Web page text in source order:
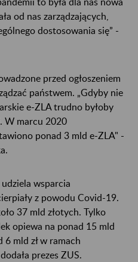
od nas zarządzających,
dostosowania się” -
przed ogłoszeniem
państwem. „Gdyby nie
e-ZLA trudno byłoby
W marcu 2020
ponad 3 mld e-ZLA" -
wsparcia
z powodu Covid-19.
37 mld złotych. Tylko
opiewa na ponad 15 mld
6 mld zł w ramach
prezes ZUS.